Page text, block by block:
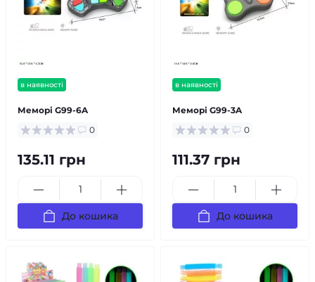
в наявності
Меморі G99-6A
0
135.11 грн
До кошика
в наявності
Меморі G99-3A
0
111.37 грн
До кошика